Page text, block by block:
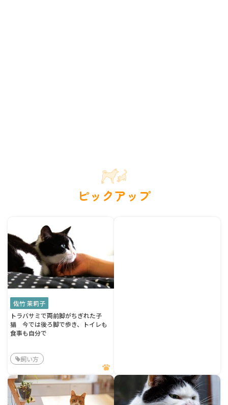
ピックアップ
佐竹 茉莉子
トラバサミで両前脚がちぎれた子
猫 今では後ろ脚で歩き、トイレも
食事も自分で
飼い方